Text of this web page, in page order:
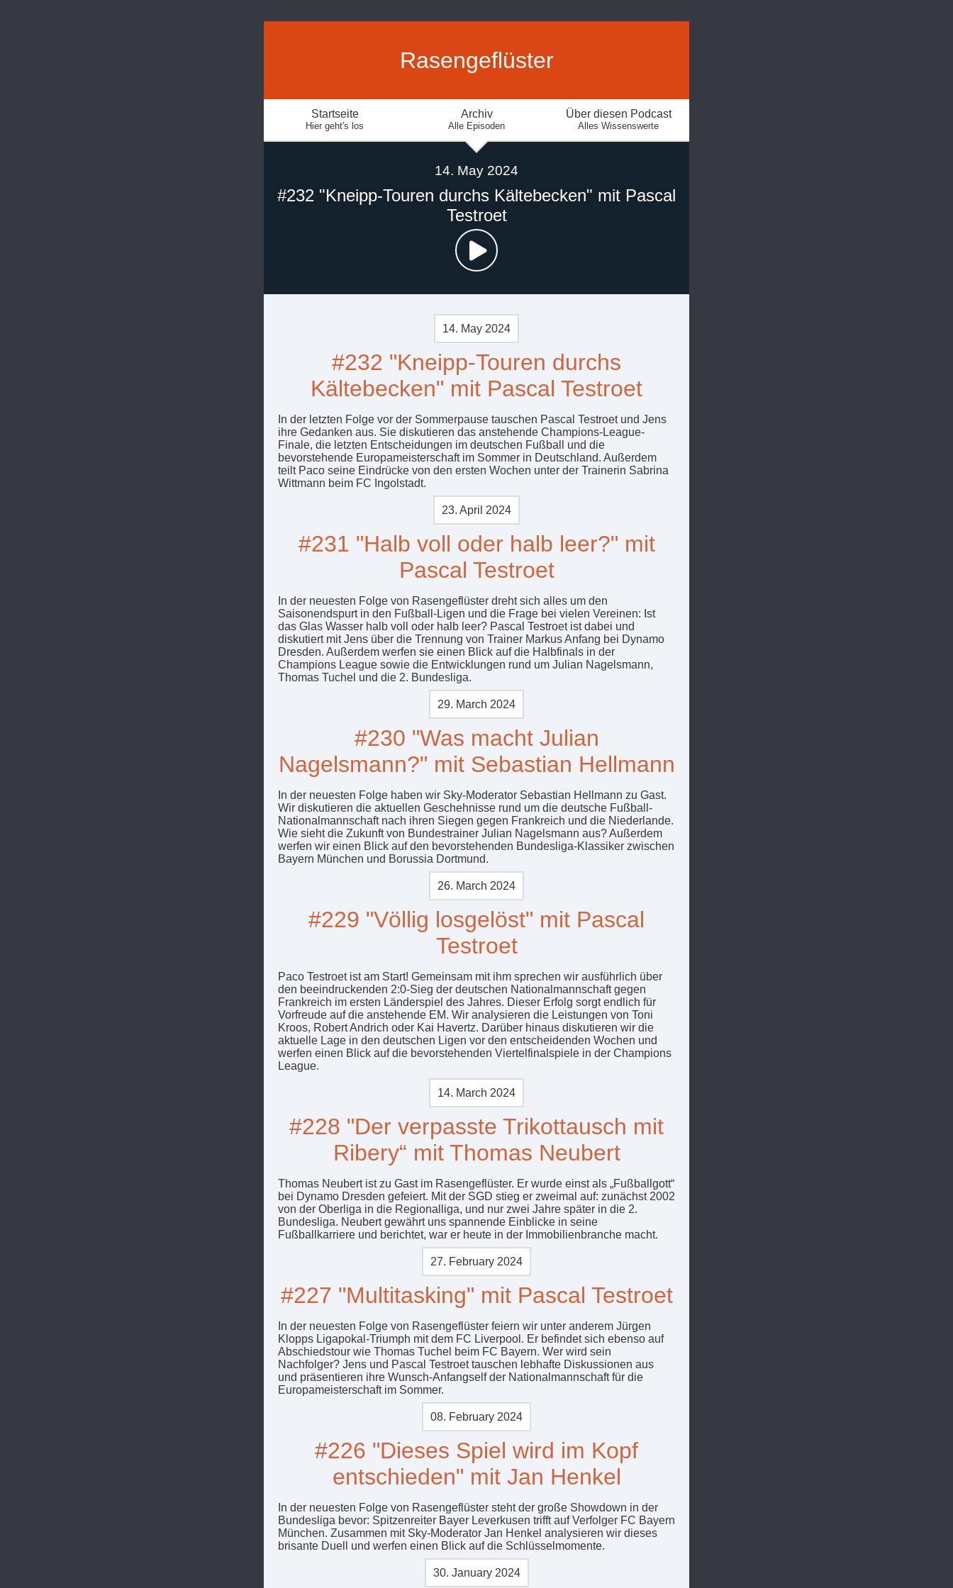
Rasengeflüster
Startseite
Hier geht's los
Archiv
Alle Episoden
Über diesen Podcast
Alles Wissenswerte
14. May 2024
#232 "Kneipp-Touren durchs Kältebecken" mit Pascal
Testroet
14. May 2024
#232 "Kneipp-Touren durchs
Kältebecken" mit Pascal Testroet
In der letzten Folge vor der Sommerpause tauschen Pascal Testroet und Jens
ihre Gedanken aus. Sie diskutieren das anstehende Champions-League-
Finale, die letzten Entscheidungen im deutschen Fußball und die
bevorstehende Europameisterschaft im Sommer in Deutschland. Außerdem
teilt Paco seine Eindrücke von den ersten Wochen unter der Trainerin Sabrina
Wittmann beim FC Ingolstadt.
23. April 2024
#231 "Halb voll oder halb leer?" mit
Pascal Testroet
In der neuesten Folge von Rasengeflüster dreht sich alles um den
Saisonendspurt in den Fußball-Ligen und die Frage bei vielen Vereinen: Ist
das Glas Wasser halb voll oder halb leer? Pascal Testroet ist dabei und
diskutiert mit Jens über die Trennung von Trainer Markus Anfang bei Dynamo
Dresden. Außerdem werfen sie einen Blick auf die Halbfinals in der
Champions League sowie die Entwicklungen rund um Julian Nagelsmann,
Thomas Tuchel und die 2. Bundesliga.
29. March 2024
#230 "Was macht Julian
Nagelsmann?" mit Sebastian Hellmann
In der neuesten Folge haben wir Sky-Moderator Sebastian Hellmann zu Gast.
Wir diskutieren die aktuellen Geschehnisse rund um die deutsche Fußball-
Nationalmannschaft nach ihren Siegen gegen Frankreich und die Niederlande.
Wie sieht die Zukunft von Bundestrainer Julian Nagelsmann aus? Außerdem
werfen wir einen Blick auf den bevorstehenden Bundesliga-Klassiker zwischen
Bayern München und Borussia Dortmund.
26. March 2024
#229 "Völlig losgelöst" mit Pascal
Testroet
Paco Testroet ist am Start! Gemeinsam mit ihm sprechen wir ausführlich über
den beeindruckenden 2:0-Sieg der deutschen Nationalmannschaft gegen
Frankreich im ersten Länderspiel des Jahres. Dieser Erfolg sorgt endlich für
Vorfreude auf die anstehende EM. Wir analysieren die Leistungen von Toni
Kroos, Robert Andrich oder Kai Havertz. Darüber hinaus diskutieren wir die
aktuelle Lage in den deutschen Ligen vor den entscheidenden Wochen und
werfen einen Blick auf die bevorstehenden Viertelfinalspiele in der Champions
League.
14. March 2024
#228 "Der verpasste Trikottausch mit
Ribery“ mit Thomas Neubert
Thomas Neubert ist zu Gast im Rasengeflüster. Er wurde einst als „Fußballgott“
bei Dynamo Dresden gefeiert. Mit der SGD stieg er zweimal auf: zunächst 2002
von der Oberliga in die Regionalliga, und nur zwei Jahre später in die 2.
Bundesliga. Neubert gewährt uns spannende Einblicke in seine
Fußballkarriere und berichtet, war er heute in der Immobilienbranche macht.
27. February 2024
#227 "Multitasking" mit Pascal Testroet
In der neuesten Folge von Rasengeflüster feiern wir unter anderem Jürgen
Klopps Ligapokal-Triumph mit dem FC Liverpool. Er befindet sich ebenso auf
Abschiedstour wie Thomas Tuchel beim FC Bayern. Wer wird sein
Nachfolger? Jens und Pascal Testroet tauschen lebhafte Diskussionen aus
und präsentieren ihre Wunsch-Anfangself der Nationalmannschaft für die
Europameisterschaft im Sommer.
08. February 2024
#226 "Dieses Spiel wird im Kopf
entschieden" mit Jan Henkel
In der neuesten Folge von Rasengeflüster steht der große Showdown in der
Bundesliga bevor: Spitzenreiter Bayer Leverkusen trifft auf Verfolger FC Bayern
München. Zusammen mit Sky-Moderator Jan Henkel analysieren wir dieses
brisante Duell und werfen einen Blick auf die Schlüsselmomente.
30. January 2024